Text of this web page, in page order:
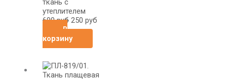
ткань с
утеплителем
690руб 250 руб
В
корзину